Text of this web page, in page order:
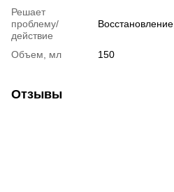
Решает
проблему/
действие
Восстановление
Объем, мл 150
Отзывы